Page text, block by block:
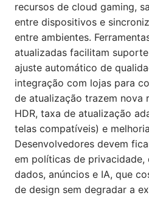
recursos de cloud gaming,
entre dispositivos e
entre ambientes.
atualizadas facilitam
ajuste automático de
integração com lojas para
de atualização trazem nova
HDR, taxa de atualização
telas compatíveis) e
Desenvolvedores devem
em políticas de privacidade,
dados, anúncios e IA, que
de design sem degradar a